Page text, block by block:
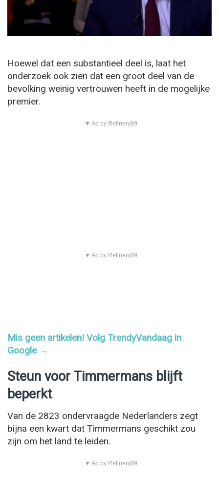
Hoewel dat een substantieel deel is, laat het
onderzoek ook zien dat een groot deel van de
bevolking weinig vertrouwen heeft in de mogelijke
premier.
▼ Ad by Refinery89
▼ Ad by Refinery89
Mis geen artikelen! Volg TrendyVandaag in
Google →
Steun voor Timmermans blijft
beperkt
Van de 2823 ondervraagde Nederlanders zegt
bijna een kwart dat Timmermans geschikt zou
zijn om het land te leiden.
▼ Ad by Refinery89